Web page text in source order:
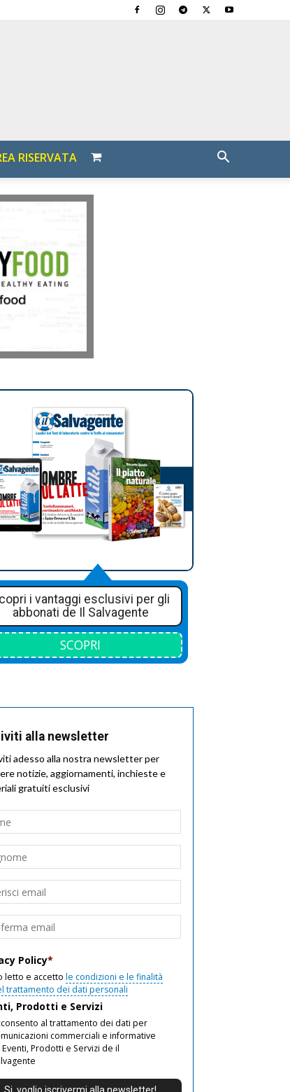
RISERVATA
i vantaggi esclusivi per gli
abbonati de Il Salvagente
SCOPRI
alla newsletter
adesso alla nostra newsletter per
notizie, aggiornamenti, inchieste e
gratuiti esclusivi
Policy*
letto e accetto le condizioni e le finalità
trattamento dei dati personali
Prodotti e Servizi
al trattamento dei dati per
commerciali e informative
Eventi, Prodotti e Servizi de il